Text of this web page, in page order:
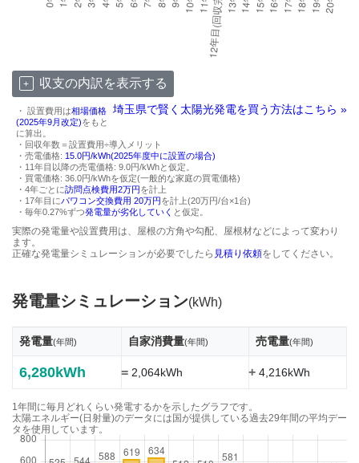
収支の内訳を表示する
埼玉県で賢く太陽光発電を買う方法はこちら »
・ 設置費用は相場価格
(2025年9月改定)をもと
に算出。
・回収年数＝設置費用÷導入メリット
・売電価格: 15.0円/kWh(2025年度中に設置の場合)
・11年目以降の売電価格: 9.0円/kWhと仮定。
・買電価格: 36.0円/kWhを仮定(一般的な家庭の買電価格)
・4年ごとに訪問点検費用2万円を計上
・17年目にパワコン交換費用 20万円を計上(20万円/台×1台)
・毎年0.27%ずつ発電量が劣化していく と仮定。
実際の発電量や設置費用は、屋根の方角や勾配、屋根材などによって変わり
ます。
正確な発電量シミュレーションが必要でしたら 見積り依頼をしてください。
発電量シミュレーション(kWh)
発電量(年間) 自家消費量(年間) 売電量(年間)
6,280kWh =2,064kWh +4,216kWh
1年間に毎月どれくらい発電するかを示したグラフです。
太陽エネルギー(日射量)のデータには国が提供している過去29年間の平均デー
タを使用しています。